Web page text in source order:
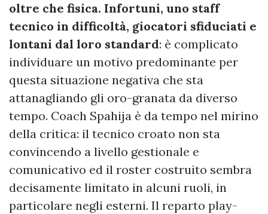
oltre che fisica. Infortuni, uno staff
tecnico in difficoltà, giocatori sfiduciati e
lontani dal loro standard: è complicato
individuare un motivo predominante per
questa situazione negativa che sta
attanagliando gli oro-granata da diverso
tempo. Coach Spahija è da tempo nel mirino
della critica: il tecnico croato non sta
convincendo a livello gestionale e
comunicativo ed il roster costruito sembra
decisamente limitato in alcuni ruoli, in
particolare negli esterni. Il reparto play-